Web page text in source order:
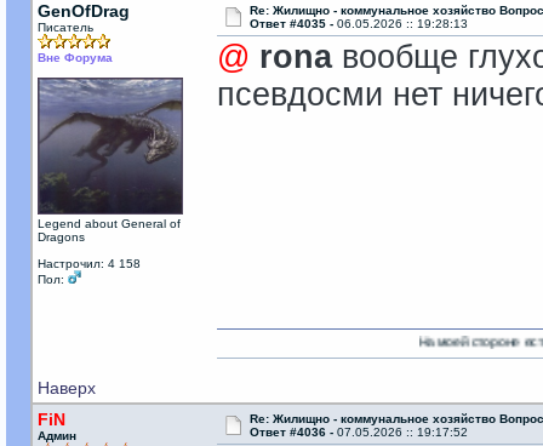
GenOfDrag
Писатель
Вне Форума
Legend about General of
Dragons
Настрочил: 4 158
Пол:
Re: Жилищно - коммунальное хозяйство
Ответ #4035 - 06.05.2026 :: 19:28:13
@ ronaвообще
псевдосми нет
Наверх
На моей стороне есть Никто!
FiN
Админ
Re: Жилищно - коммунальное хозяйство
Ответ #4036 - 07.05.2026 :: 19:17:52